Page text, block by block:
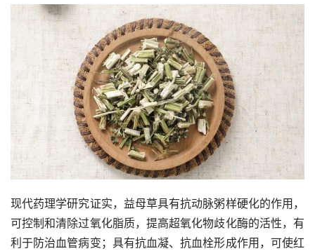
现代药理学研究证实，益母草具有抗动脉粥样硬化的作用，
可控制和清除过氧化脂质，提高超氧化物歧化酶的活性，有
利于防治血管病变；具有抗血凝、抗血栓形成作用，可使红